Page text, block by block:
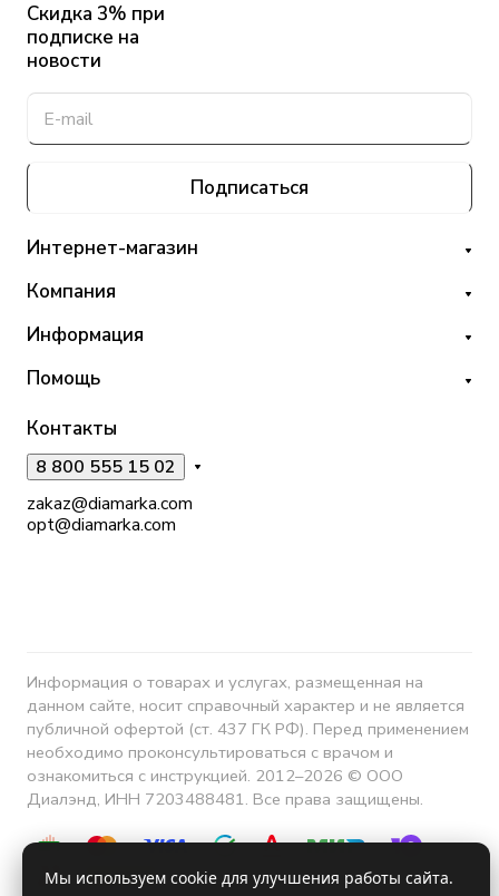
Скидка 3% при
подписке на
новости
Подписаться
Интернет-магазин
Компания
Информация
Помощь
Контакты
8 800 555 15 02
zakaz@diamarka.com
opt@diamarka.com
Информация о товарах и услугах, размещенная на
данном сайте, носит справочный характер и не является
публичной офертой (ст. 437 ГК РФ). Перед применением
необходимо проконсультироваться с врачом и
ознакомиться с инструкцией. 2012–2026 © ООО
Диалэнд, ИНН 7203488481. Все права защищены.
Мы используем cookie для улучшения работы сайта.